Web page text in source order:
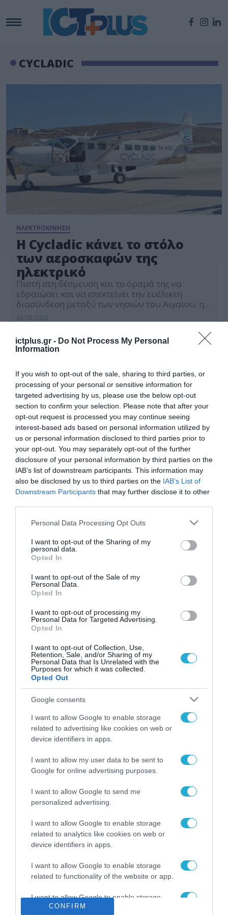
ictplus.gr - Do Not Process My Personal
Information
If you wish to opt-out of the sale, sharing to third parties, or
processing of your personal or sensitive information for
targeted advertising by us, please use the below opt-out
section to confirm your selection. Please note that after your
opt-out request is processed you may continue seeing
interest-based ads based on personal information utilized by
us or personal information disclosed to third parties prior to
your opt-out. You may separately opt-out of the further
disclosure of your personal information by third parties on the
IAB’s list of downstream participants. This information may
also be disclosed by us to third parties on the IAB’s List of
Downstream Participants that may further disclose it to other
Please note that this website/app uses one or more Google
not limited to your visit or usage behaviour. You may click to
grant or deny consent to Google and its third-party tags to
use your data for below specified purposes in below Google
consent section.
Personal Data Processing Opt Outs
I want to opt-out of the Sharing of my
personal data.
Opted In
I want to opt-out of the Sale of my
Personal Data.
Opted In
I want to opt-out of processing my
Personal Data for Targeted Advertising.
Opted In
I want to opt-out of Collection, Use,
Retention, Sale, and/or Sharing of my
Personal Data that Is Unrelated with the
Purposes for which it was collected.
Opted Out
Google consents
I want to allow Google to enable storage
related to advertising like cookies on web or
device identifiers in apps.
I want to allow my user data to be sent to
Google for online advertising purposes.
I want to allow Google to send me
personalized advertising.
I want to allow Google to enable storage
related to analytics like cookies on web or
device identifiers in apps.
I want to allow Google to enable storage
related to functionality of the website or app.
I want to allow Google to enable storage
related to personalization.
CONFIRM
CYCLADIC
ΗΛΕΚΤΡΟΚΙΝΗΣΗ
H Cycladic κάνει το στόλο
των αεροσκαφών της
ηλεκτρικό
Πιστή στη δέσμευση και το όραμά της να
εδραιώσει και να επεκτείνει την ευέλικτη
διασύνδεση μεταξύ των νησιών του Αιγαίου, η
καινοτόμες επενδύσεις σχεδιάζοντας να
λειτουργήσει τα πρώτα ηλεκτρικά αεροπλάνα
στην Ελλάδα. Επιπρόσθετα αναδιαμορφώνει το
πρόγραμμά της κατά τη θερινή περίοδο με νέες
όπως […]
ΡΟΗ ΕΙΔΗΣΕΩΝ
Το χρηματοδοτούμενο
από την ΕΕ έργο “The
Gaming Police”
ενισχύει την ασφάλεια
των παιδιών στο
31.07.2026
ΑΑΔΕ: Διευκρινίσεις
για τα πρόστιμα σε
παραβάσεις που
31.07.2026
Τεχνητή Νοημοσύνη
δεν είναι απλώς μια
νέα τεχνολογία, είναι
επανάσταση»
31.07.2026
Νέος οδηγός του ΕΚΤ
για τη χρηματοδότηση
των ελληνικών
επιχειρήσεων στον
χώρο της άμυνας